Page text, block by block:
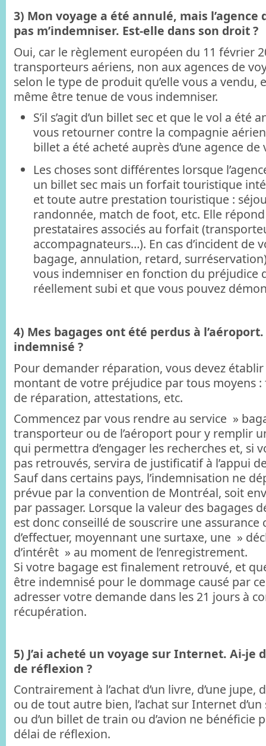
3) Mon voyage a été annulé, mais l’agence
pas m’indemniser. Est-elle dans son droit ?
Oui, car le règlement européen du 11 février
transporteurs aériens, non aux agences de
selon le type de produit qu’elle vous a vendu,
même être tenue de vous indemniser.
S’il s’agit d’un billet sec et que le vol a été
vous retourner contre la compagnie
billet a été acheté auprès d’une agence de
Les choses sont différentes lorsque
un billet sec mais un forfait touristique
et toute autre prestation touristique :
randonnée, match de foot, etc. Elle
prestataires associés au forfait
accompagnateurs…). En cas d’incident de
bagage, annulation, retard,
vous indemniser en fonction du préjudice
réellement subi et que vous pouvez
4) Mes bagages ont été perdus à
indemnisé ?
Pour demander réparation, vous devez établir
montant de votre préjudice par tous moyens :
de réparation, attestations, etc.
Commencez par vous rendre au service »
transporteur ou de l’aéroport pour y remplir
qui permettra d’engager les recherches et, si
pas retrouvés, servira de justificatif à l’appui
Sauf dans certains pays, l’indemnisation ne
prévue par la convention de Montréal, soit
par passager. Lorsque la valeur des bagages
est donc conseillé de souscrire une
d’effectuer, moyennant une surtaxe, une »
d’intérêt » au moment de l’enregistrement.
Si votre bagage est finalement retrouvé, et
être indemnisé pour le dommage causé par
adresser votre demande dans les 21 jours à
récupération.
5) J’ai acheté un voyage sur Internet. Ai-je
de réflexion ?
Contrairement à l’achat d’un livre, d’une jupe,
ou de tout autre bien, l’achat sur Internet
ou d’un billet de train ou d’avion ne bénéficie
délai de réflexion.